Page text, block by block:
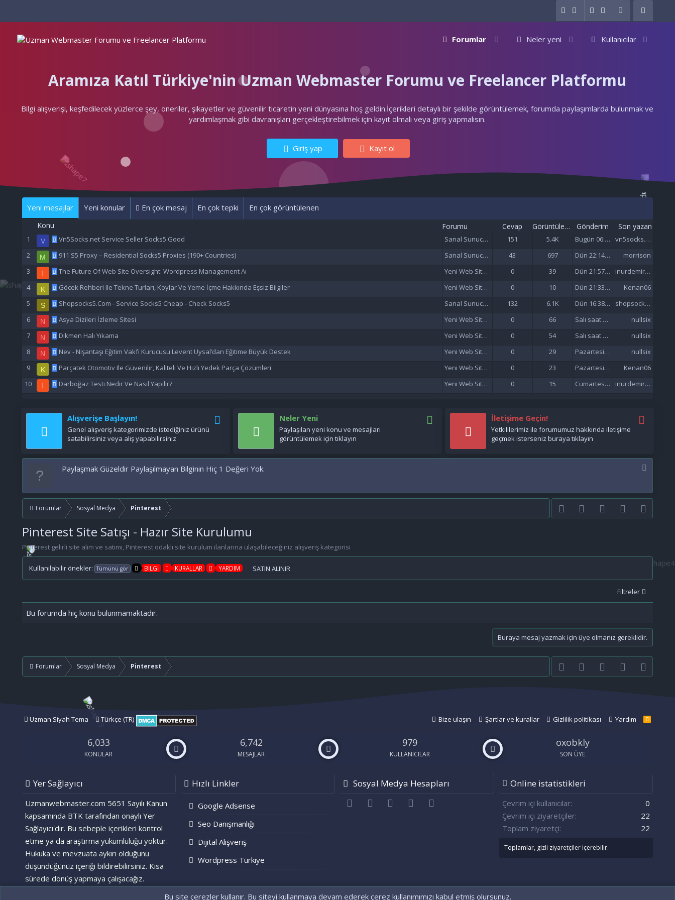
Forumlar Neler yeni Kullanıcılar
Aramıza Katıl Türkiye'nin Uzman Webmaster Forumu ve Freelancer Platformu
Bilgi alışverişi, keşfedilecek yüzlerce şey, öneriler, şikayetler ve güvenilir ticaretin yeni dünyasına hoş geldin.İçerikleri detaylı bir şekilde görüntülemek, forumda paylaşımlarda bulunmak ve
yardımlaşmak gibi davranışları gerçekleştirebilmek için kayıt olmalı veya giriş yapmalısın.
Giriş yap Kayıt ol
Yeni mesajlar Yeni konular En çok mesaj En çok tepki En çok görüntülenen
Konu Forumu Cevap Görüntüleme Gönderim Son yazan
V Vn5Socks.net Service Seller Socks5 Good Sanal Sunucu (VDS/VPS) 151 5.4K Bugün 06:57 vn5socks.net
M 911 S5 Proxy – Residential Socks5 Proxies (190+ Countries) Sanal Sunucu (VDS/VPS) 43 697 Dün 22:14 da morrison
I The Future Of Web Site Oversight: Wordpress Management Aı Yeni Web Siteleri - Site Tanıtımı 0 39 Dün 21:57 da inurdemirelseo
K Göcek Rehberi Ile Tekne Turları, Koylar Ve Yeme İçme Hakkında Eşsiz Bilgiler Yeni Web Siteleri - Site Tanıtımı 0 10 Dün 21:33 da Kenan06
S Shopsocks5.Com - Service Socks5 Cheap - Check Socks5 Sanal Sunucu (VDS/VPS) 132 6.1K Dün 16:38 da shopsocks5
N Asya Dizileri İzleme Sitesi Yeni Web Siteleri - Site Tanıtımı 0 66 Salı saat 15:47'de nullsix
N Dikmen Halı Yıkama Yeni Web Siteleri - Site Tanıtımı 0 54 Salı saat 02:13'de nullsix
N Nev - Nişantaşı Eğitim Vakfı Kurucusu Levent Uysal’dan Eğitime Büyük Destek Yeni Web Siteleri - Site Tanıtımı 0 29 Pazartesi saat 22:01'de nullsix
K Parçatek Otomotiv Ile Güvenilir, Kaliteli Ve Hızlı Yedek Parça Çözümleri Yeni Web Siteleri - Site Tanıtımı 0 23 Pazartesi saat 21:37'de Kenan06
I Darboğaz Testi Nedir Ve Nasıl Yapılır? Yeni Web Siteleri - Site Tanıtımı 0 15 Cumartesi saat 17:51'de inurdemirelseo
Alışverişe Başlayın!
Genel alışveriş kategorimizde istediğiniz ürünü
satabilirsiniz veya alış yapabilirsiniz
Neler Yeni
Paylaşılan yeni konu ve mesajları
görüntülemek için tıklayın
İletişime Geçin!
Yetkililerimiz ile forumumuz hakkında iletişime
geçmek isterseniz buraya tıklayın
Paylaşmak Güzeldir Paylaşılmayan Bilginin Hiç 1 Değeri Yok.
Forumlar Sosyal Medya Pinterest FacebookTwitter youtubeBize ulaşın
Pinterest Site Satışı - Hazır Site Kurulumu
Pinterest gelirli site alım ve satımı, Pinterest odaklı site kurulum ilanlarına ulaşabileceğiniz alışveriş kategorisi
Kullanılabilir önekler: Tümünü gör BİLGİ KURALLAR YARDIM SATIN ALINIR
Filtreler
Bu forumda hiç konu bulunmamaktadır.
Buraya mesaj yazmak için üye olmanız gereklidir.
Forumlar Sosyal Medya Pinterest FacebookTwitter youtubeBize ulaşın
Uzman Siyah Tema Türkçe (TR) Bize ulaşın Şartlar ve kurallar Gizlilik politikası Yardım
R
6,033
KONULAR
6,742
MESAJLAR
979
KULLANICILAR
oxobkly
SON ÜYE
Yer Sağlayıcı
Uzmanwebmaster.com 5651 Sayılı Kanun
kapsamında BTK tarafından onaylı Yer
Sağlayıcı'dır. Bu sebeple içerikleri kontrol
etme ya da araştırma yükümlülüğü yoktur.
Hukuka ve mevzuata aykırı olduğunu
düşündüğünüz içeriği bildirebilirsiniz. Kısa
sürede dönüş yapmaya çalışacağız.
Hızlı Linkler
Google Adsense
Seo Danışmanlığı
Dijital Alışveriş
Wordpress Türkiye
Sosyal Medya Hesapları
FacebookTwitter youtubeBize ulaşın
Online istatistikleri
Çevrim içi kullanıcılar
0
Çevrim içi ziyaretçiler
22
Toplam ziyaretçi
22
Toplamlar, gizli ziyaretçiler içerebilir.
Bu site çerezler kullanır. Bu siteyi kullanmaya devam ederek çerez kullanımımızı kabul etmiş olursunuz.